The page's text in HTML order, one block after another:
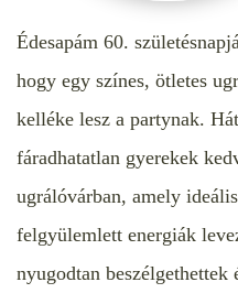
Édesapám 60.
hogy egy színes, ötletes
kelléke lesz a partynak.
fáradhatatlan gyerekek
ugrálóvárban, amely
felgyülemlett energiák
nyugodtan